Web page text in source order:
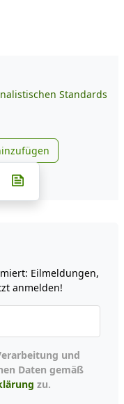
Standards
zu Google
Whatsapp
Teilen auf Telegram
teilen
auf X
Eilmeldungen,
anmelden!
Daten gemäß
zu.